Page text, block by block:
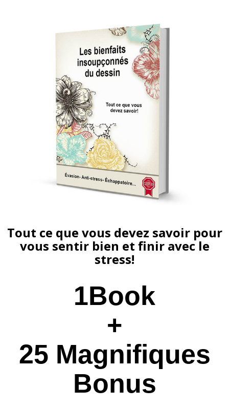
Tout ce que vous devez savoir pour
vous sentir bien et finir avec le
stress!
1Book
+
25 Magnifiques
Bonus